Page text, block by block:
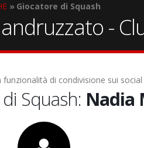
Giocatore di Squash
-
funzionalità di condivisione sui
Squash: Nadia